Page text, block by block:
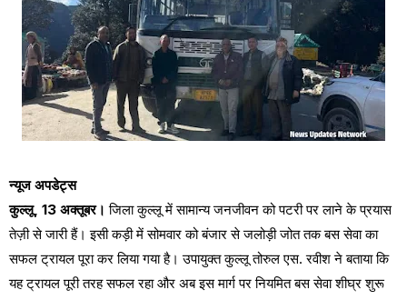
न्यूज अपडेट्स
कुल्लू, 13 अक्तूबर।जिला कुल्लू में सामान्य जनजीवन को पटरी पर लाने के प्रयास
तेज़ी से जारी हैं। इसी कड़ी में सोमवार को बंजार से जलोड़ी जोत तक बस सेवा का
सफल ट्रायल पूरा कर लिया गया है। उपायुक्त कुल्लू तोरुल एस. रवीश ने बताया कि
यह ट्रायल पूरी तरह सफल रहा और अब इस मार्ग पर नियमित बस सेवा शीघ्र शुरू